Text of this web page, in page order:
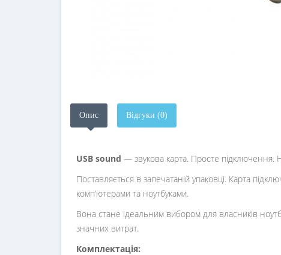
Опис Відгуки (0)
USB sound — звукова карта. Просте підключення.
Поставляється в запечатаній упаковці. Карта
комп’ютерами та ноутбуками.
Вона стане ідеальним вибором для власників
значних витрат.
Комплектація: